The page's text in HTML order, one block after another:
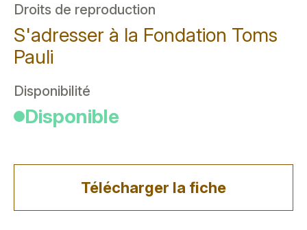
Droits de reproduction
S'adresser à la Fondation Toms
Pauli
Disponibilité
Disponible
Télécharger la fiche